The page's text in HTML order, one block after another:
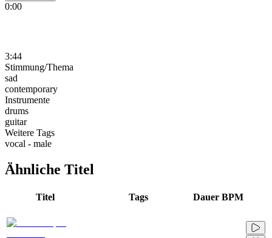
0:00
3:44
Stimmung/Thema
sad
contemporary
Instrumente
drums
guitar
Weitere Tags
vocal - male
Ähnliche Titel
Titel Tags Dauer BPM